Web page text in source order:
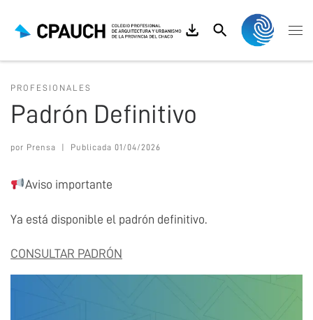
Search
PROFESIONALES
Padrón Definitivo
por Prensa Publicada 01/04/2026
Aviso importante
Ya está disponible el padrón definitivo.
CONSULTAR PADRÓN